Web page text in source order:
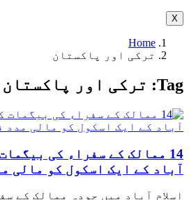
X
Home
ترکی اور پاکستان
Tag: ترکی اور پاکستان
14 ممالک کے سفراء کی
آباد کے ایک اسکول کو مالی
اسلام آباد میں چودہ ممالک کے